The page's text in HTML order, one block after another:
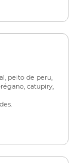
peito de peru,
catupiry,